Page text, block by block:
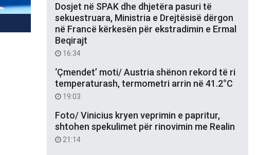
Dosjet në SPAK dhe dhjetëra pasuri të
sekuestruara, Ministria e Drejtësisë dërgon
në Francë kërkesën për ekstradimin e Ermal
Beqirajt
16:34
‘Çmendet’ moti/ Austria shënon rekord të ri
temperaturash, termometri arrin në 41.2°C
19:03
Foto/ Vinicius kryen veprimin e papritur,
shtohen spekulimet për rinovimin me Realin
21:14